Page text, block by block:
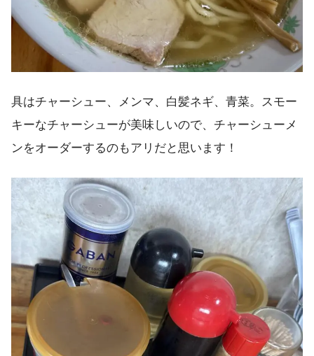
具はチャーシュー、メンマ、白髪ネギ、青菜。スモー
キーなチャーシューが美味しいので、チャーシューメ
ンをオーダーするのもアリだと思います！